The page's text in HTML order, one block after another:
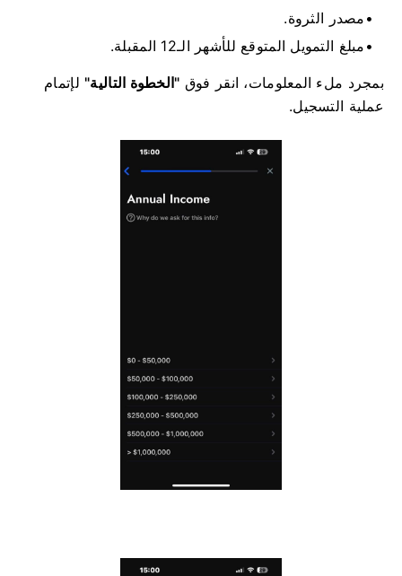
مصدر الثروة.
مبلغ التمويل المتوقع للأشهر الـ12 المقبلة.
بمجرد ملء المعلومات، انقر فوق "الخطوة التالية" لإتمام
عملية التسجيل.